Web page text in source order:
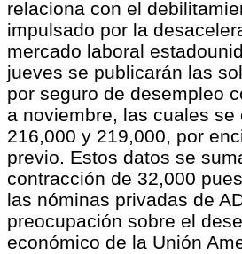
relaciona con el
impulsado por la
mercado laboral
jueves se publicarán las
por seguro de desempleo
a noviembre, las cuales se
216,000 y 219,000, por
previo. Estos datos se
contracción de 32,000
las nóminas privadas de
preocupación sobre el
económico de la Unión